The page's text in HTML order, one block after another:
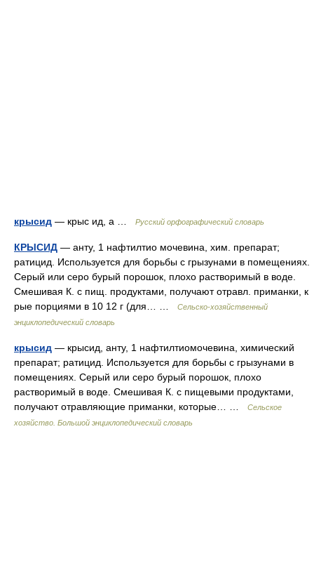
крысид — крыс ид, а … Русский орфографический словарь
КРЫСИД — анту, 1 нафтилтио мочевина, хим. препарат;
ратицид. Используется для борьбы с грызунами в помещениях.
Серый или серо бурый порошок, плохо растворимый в воде.
Смешивая К. с пищ. продуктами, получают отравл. приманки, к
рые порциями в 10 12 г (для… …
Сельско-хозяйственный
энциклопедический словарь
крысид — крысид, анту, 1 нафтилтиомочевина, химический
препарат; ратицид. Используется для борьбы с грызунами в
помещениях. Серый или серо бурый порошок, плохо
растворимый в воде. Смешивая К. с пищевыми продуктами,
получают отравляющие приманки, которые… …
Сельское
хозяйство. Большой энциклопедический словарь